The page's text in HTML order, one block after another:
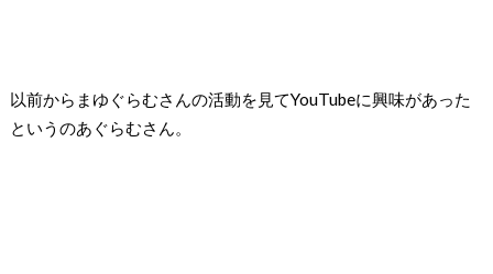
以前からまゆぐらむさんの活動を見てYouTubeに興味があった
というのあぐらむさん。